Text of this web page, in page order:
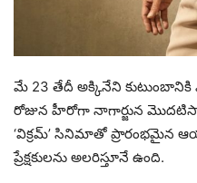
మే 23 తేదీ అక్కినేని కుటుంబానికి
రోజున హీరోగా నాగార్జున
‘విక్రమ్’ సినిమాతో ప్రారంభమైన
ప్రేక్షకులను అలరిస్తూనే ఉంది.